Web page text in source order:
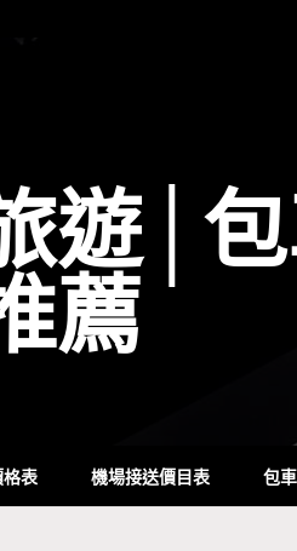
遊│
薦
表 機場接送價目表 包